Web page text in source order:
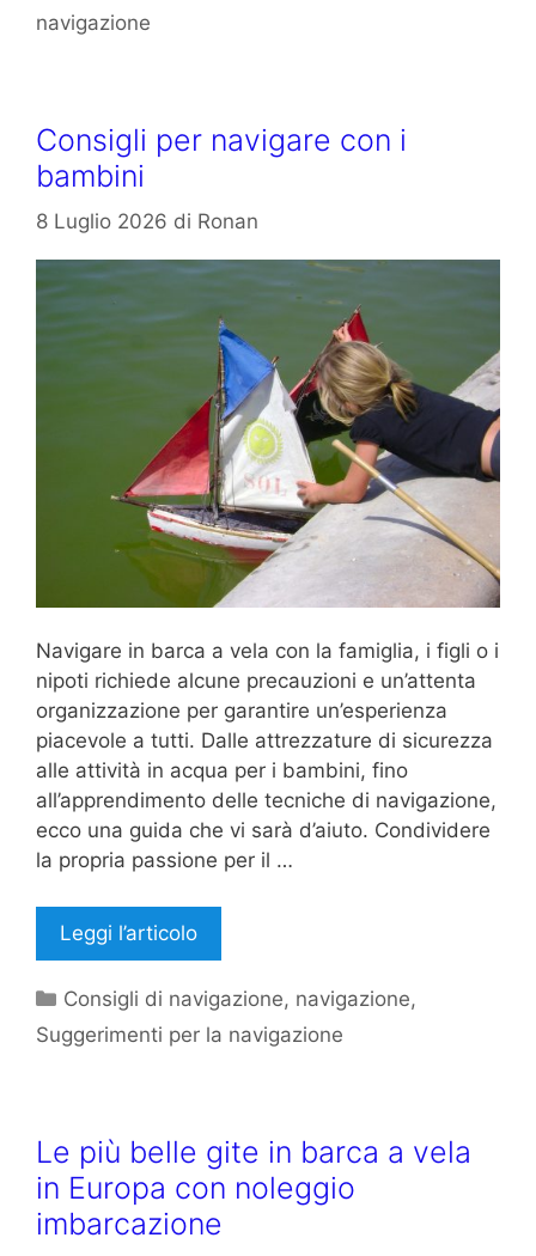
navigazione
Consigli per navigare con i
bambini
8 Luglio 2026 di Ronan
Navigare in barca a vela con la famiglia, i figli o i
nipoti richiede alcune precauzioni e un’attenta
organizzazione per garantire un’esperienza
piacevole a tutti. Dalle attrezzature di sicurezza
alle attività in acqua per i bambini, fino
all’apprendimento delle tecniche di navigazione,
ecco una guida che vi sarà d’aiuto. Condividere
la propria passione per il …
Leggi l’articolo
Categorie
Consigli di navigazione, navigazione,
Suggerimenti per la navigazione
Le più belle gite in barca a vela
in Europa con noleggio
imbarcazione